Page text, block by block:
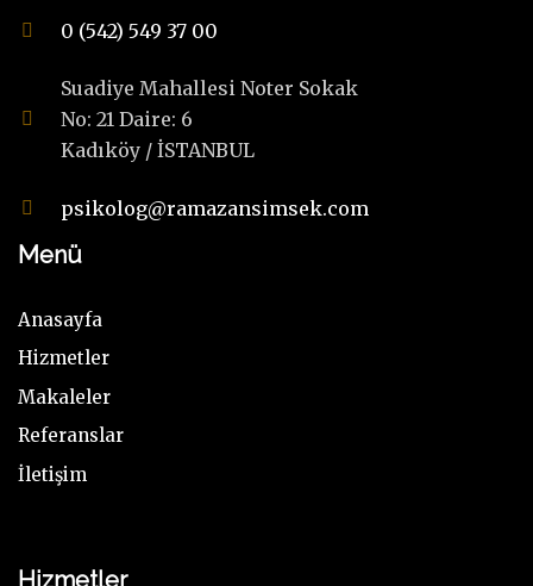
0 (542) 549 37 00
Suadiye Mahallesi Noter Sokak
No: 21 Daire: 6
Kadıköy / İSTANBUL
psikolog@ramazansimsek.com
Menü
Anasayfa
Hizmetler
Makaleler
Referanslar
İletişim
Hizmetler